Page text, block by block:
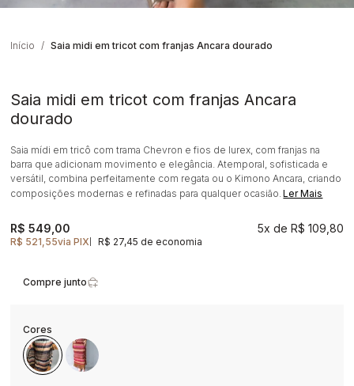
Início Saia midi em tricot com franjas Ancara dourado
Saia midi em tricot com franjas Ancara
dourado
Saia mídi em tricô com trama Chevron e fios de lurex, com franjas na
barra que adicionam movimento e elegância. Atemporal, sofisticada e
versátil, combina perfeitamente com regata ou o Kimono Ancara, criando
composições modernas e refinadas para qualquer ocasião.Ler Mais
R$ 521,55via PIX R$ 27,45 de economia
R$ 549,00 5x R$ 109,80
Compre junto